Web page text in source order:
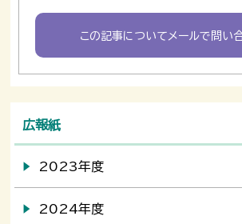
この記事についてメールで問い
広報紙
2023年度
2024年度